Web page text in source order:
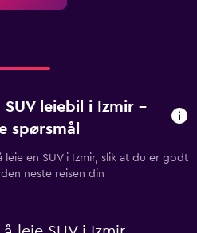
leiebil i Izmir –
spørsmål
en SUV i Izmir, slik at du er godt
neste reisen din